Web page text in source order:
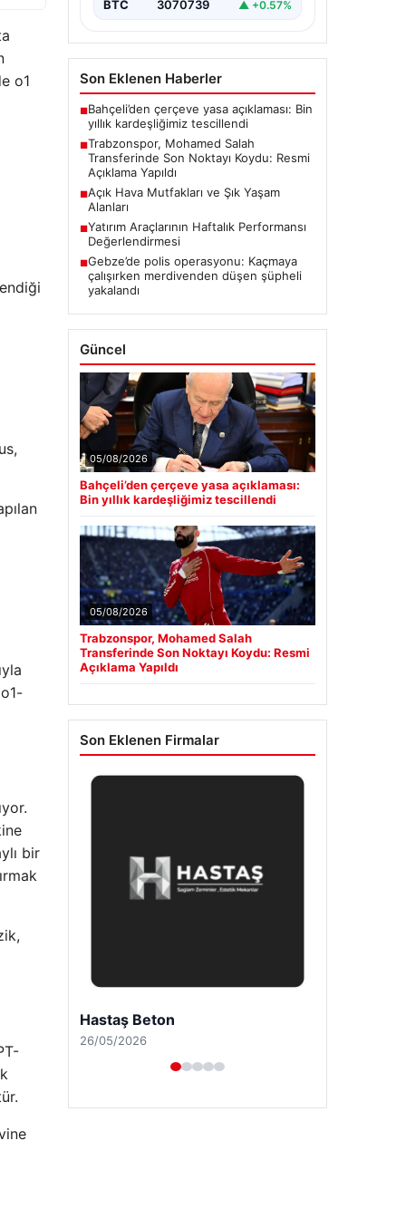
o1
bir
BTC 3070739 ▲ +0.57%
Son Eklenen Haberler
■Bahçeli’den çerçeve yasa açıklaması: Bin
yıllık kardeşliğimiz tescillendi
■Trabzonspor, Mohamed Salah
Transferinde Son Noktayı Koydu: Resmi
Açıklama Yapıldı
■Açık Hava Mutfakları ve Şık Yaşam
Alanları
■Yatırım Araçlarının Haftalık Performansı
Değerlendirmesi
■Gebze’de polis operasyonu: Kaçmaya
çalışırken merdivenden düşen şüpheli
yakalandı
Güncel
05/08/2026
Bahçeli’den çerçeve yasa açıklaması:
Bin yıllık kardeşliğimiz tescillendi
05/08/2026
Trabzonspor, Mohamed Salah
Transferinde Son Noktayı Koydu: Resmi
Açıklama Yapıldı
Son Eklenen Firmalar
Prenses Night Club
29/04/2026